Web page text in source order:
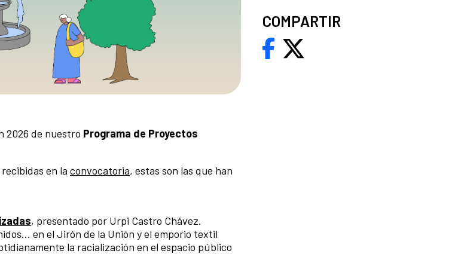
2026 de nuestro Programa de Proyectos
en la convocatoria, estas son las que han
, presentado por Urpi Castro Chávez.
en el Jirón de la Unión y el emporio textil
la racialización en el espacio público
COMPARTIR